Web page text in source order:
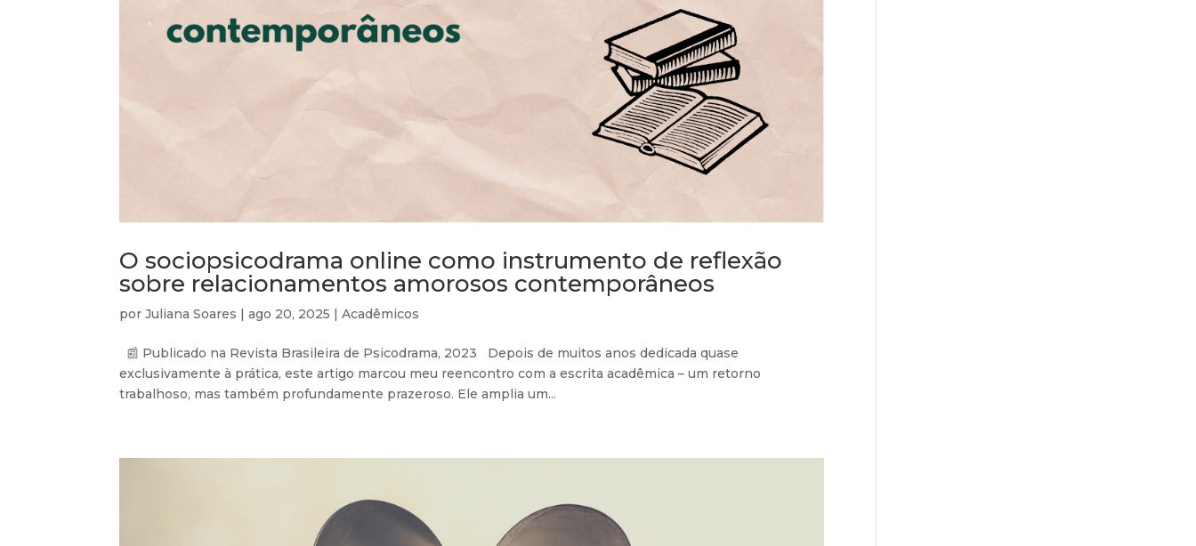
O sociopsicodrama online como instrumento de reflexão
sobre relacionamentos amorosos contemporâneos
porJuliana Soares |ago 20, 2025 |Acadêmicos
📰 Publicado na Revista Brasileira de Psicodrama, 2023 Depois de muitos anos dedicada quase
exclusivamente à prática, este artigo marcou meu reencontro com a escrita acadêmica – um retorno
trabalhoso, mas também profundamente prazeroso. Ele amplia um...